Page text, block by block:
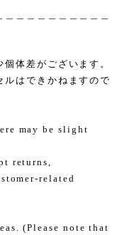
体差がございます。
はできかねますので
may be slight
returns,
related
(Please note that